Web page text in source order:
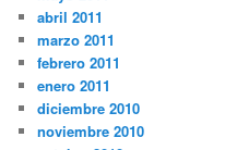
abril 2011
marzo 2011
febrero 2011
enero 2011
diciembre 2010
noviembre 2010